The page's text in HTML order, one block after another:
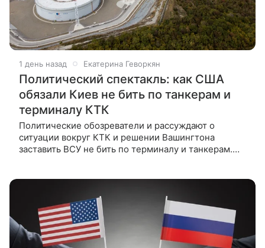
1 день назад Екатерина Геворкян
Политический спектакль: как США
обязали Киев не бить по танкерам и
терминалу КТК
Политические обозреватели и рассуждают о
ситуации вокруг КТК и решении Вашингтона
заставить ВСУ не бить по терминалу и танкерам.